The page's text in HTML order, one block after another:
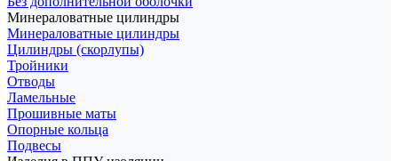
Минераловатные цилиндры
Минераловатные цилиндры
Цилиндры (скорлупы)
Тройники
Отводы
Ламельные
Прошивные маты
Опорные кольца
Подвесы